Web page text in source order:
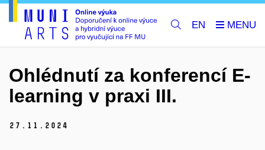
EN
Ohlédnutí za konferencí E-
learning v praxi III.
27. 11. 2024